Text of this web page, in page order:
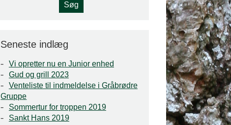
Seneste indlæg
Vi opretter nu en Junior enhed
Gud og grill 2023
Venteliste til indmeldelse i Gråbrødre
Gruppe
Sommertur for troppen 2019
Sankt Hans 2019